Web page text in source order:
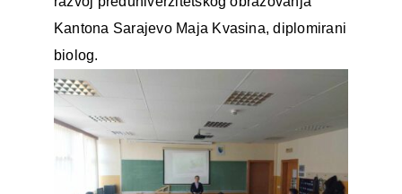
Kantona Sarajevo Maja Kvasina, diplomirani
biolog.